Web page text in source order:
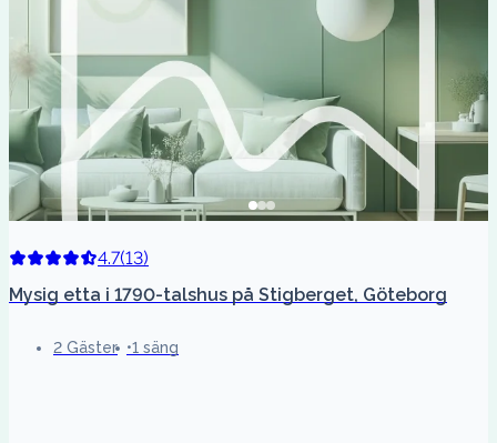
4.7(13)
Mysig etta i 1790-talshus på Stigberget, Göteborg
2 Gäster 1 säng